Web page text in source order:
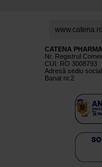
CATENA PHARMA
Nr. Registrul
CUI: RO 3008793
Adresă sediu
Banat nr.2